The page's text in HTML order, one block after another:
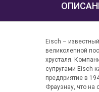
Eisch –
великолепной
хрусталя.
супругами Eisch
предприятие в
Фрауэнау, что на